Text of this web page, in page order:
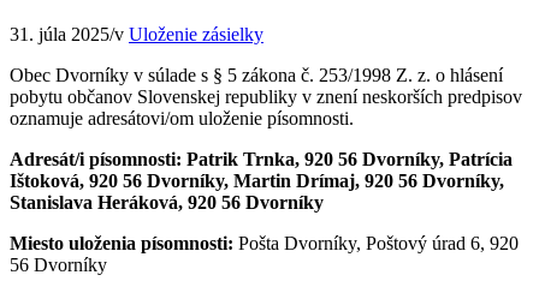
31. júla 2025/v Uloženie zásielky
Obec Dvorníky v súlade s § 5 zákona č. 253/1998 Z. z. o hlásení
pobytu občanov Slovenskej republiky v znení neskorších predpisov
oznamuje adresátovi/om uloženie písomnosti.
Adresát/i písomnosti: Patrik Trnka, 920 56 Dvorníky, Patrícia
Ištoková, 920 56 Dvorníky, Martin Drímaj, 920 56 Dvorníky,
Stanislava Heráková, 920 56 Dvorníky
Miesto uloženia písomnosti: Pošta Dvorníky, Poštový úrad 6, 920
56 Dvorníky